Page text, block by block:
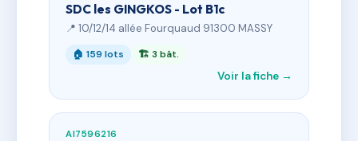
SDC les GINGKOS - Lot B1c
📍 10/12/14 allée Fourquaud 91300 MASSY
🏠 159 lots 🏗 3 bât.
Voir la fiche →
AI7596216